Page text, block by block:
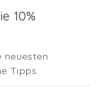
10%
neuesten
Tipps.